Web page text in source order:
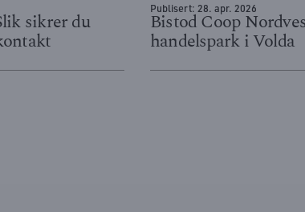
sikrer du
Publisert: 28. apr. 2026
Bistod Coop
handelspark i Volda